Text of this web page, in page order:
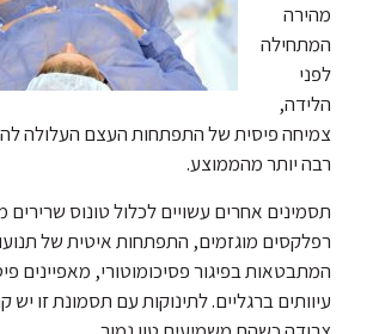
מהירה
המתחילה
לפני
הלידה,
צמיחה פיסית של התפתחות העצם העלולה
רבה יותר מהממוצע.
תסמינים אחרים עשויים לכלול טונוס שרירים
רפלקסים מוגזמים, התפתחות איטית של
המתבטאות בפיגור פסיכומוטורי, מאפיינים
עיוותים ברגליים. לתינוקות עם תסמונת זו